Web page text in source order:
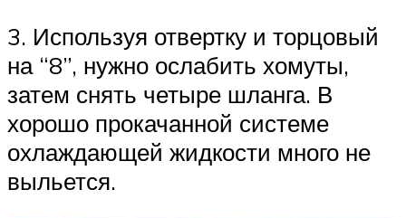
3. Используя отвертку и торцовый
на “8”, нужно ослабить хомуты,
затем снять четыре шланга. В
хорошо прокачанной системе
охлаждающей жидкости много не
выльется.